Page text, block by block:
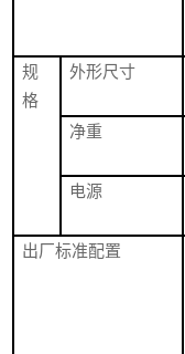
规
格
外形尺寸
净重
电源
出厂标准配置